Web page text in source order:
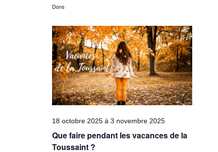
Dons
18 octobre 2025 à3 novembre 2025
Que faire pendant les vacances de la
Toussaint ?